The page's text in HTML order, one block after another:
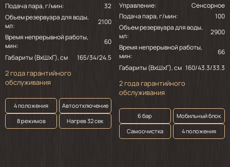
Подача пара, г/мин:
32
Объем резервуара для воды,
мл:
2100
Время непрерывной работы,
мин:
60
Габариты (ВхШхГ), см
165/34/24.5
2 года гарантийного
обслуживания
4 положения
Автоотключение
8 режимов
Нагрев 32 сек
Управление:
Сенсорное
Подача пара, г/мин:
100
Объем резервуара для воды,
мл:
2900
Время непрерывной работы,
мин:
66
Габариты (ВхШхГ), см 160/43.3/33.3
2 года гарантийного
обслуживания
6 бар
Мобильный блок
Самоочистка
4 положения